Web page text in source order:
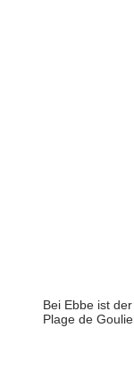
Bei Ebbe ist
Plage de